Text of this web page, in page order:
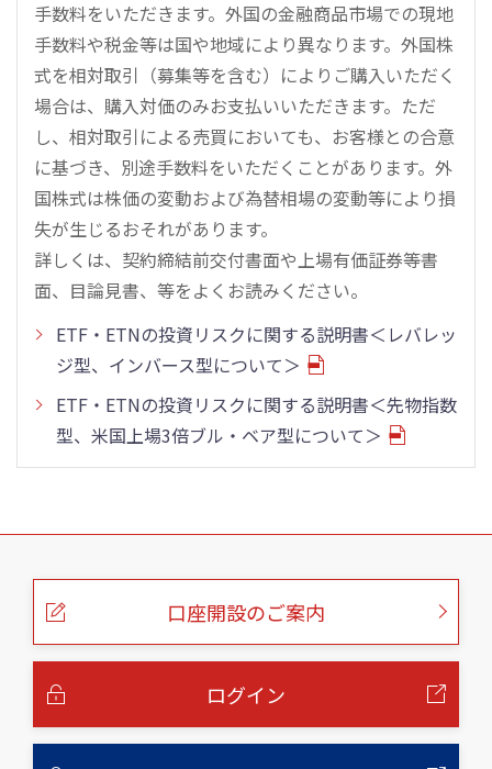
手数料をいただきます。外国の金融商品市場での現地
手数料や税金等は国や地域により異なります。外国株
式を相対取引（募集等を含む）によりご購入いただく
場合は、購入対価のみお支払いいただきます。ただ
し、相対取引による売買においても、お客様との合意
に基づき、別途手数料をいただくことがあります。外
国株式は株価の変動および為替相場の変動等により損
失が生じるおそれがあります。
詳しくは、契約締結前交付書面や上場有価証券等書
面、目論見書、等をよくお読みください。
ETF・ETNの投資リスクに関する説明書＜レバレッ
ジ型、インバース型について＞
ETF・ETNの投資リスクに関する説明書＜先物指数
型、米国上場3倍ブル・ベア型について＞
こ
口座開設のご案内
ログイン